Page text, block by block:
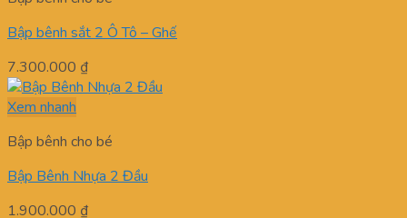
Bập bênh sắt 2 Ô Tô – Ghế
7.300.000 ₫
Xem nhanh
Bập bênh cho bé
Bập Bênh Nhựa 2 Đầu
1.900.000 ₫